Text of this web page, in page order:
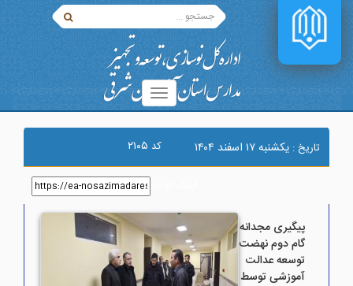
تاریخ : يکشنبه ۱۷ اسفند ۱۴۰۴ کد ۲۱۰۵
پیگیری مجدانه
گام دوم نهضت
توسعه عدالت
آموزشی توسط